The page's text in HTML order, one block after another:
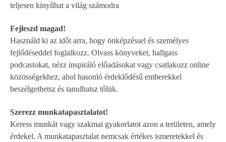
teljesen kinyílhat a világ számodra
Fejleszd magad!
Használd ki az időt arra, hogy önképzéssel és személyes
fejlődéseddel foglalkozz. Olvass könyveket, hallgass
podcastokat, nézz inspiráló előadásokat vagy csatlakozz online
közösségekhez, ahol hasonló érdeklődésű emberekkel
beszélgethetsz és tanulhatsz tőlük.
Szerezz munkatapasztalatot!
Keress munkát vagy szakmai gyakorlatot azon a területen, amely
érdekel. A munkatapasztalat nemcsak értékes ismeretekkel és